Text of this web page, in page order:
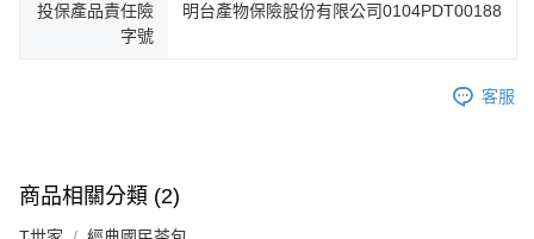
投保產品責任險
字號
明台產物保險股份有限公司0104PDT00188
客服
商品相關分類 (2)